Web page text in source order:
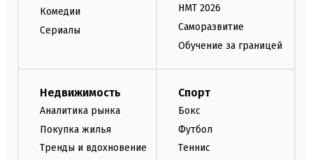
Комедии
Сериалы
НМТ 2026
Саморазвитие
Обучение за границей
Недвижимость
Аналитика рынка
Покупка жилья
Тренды и вдохновение
Спорт
Бокс
Футбол
Теннис